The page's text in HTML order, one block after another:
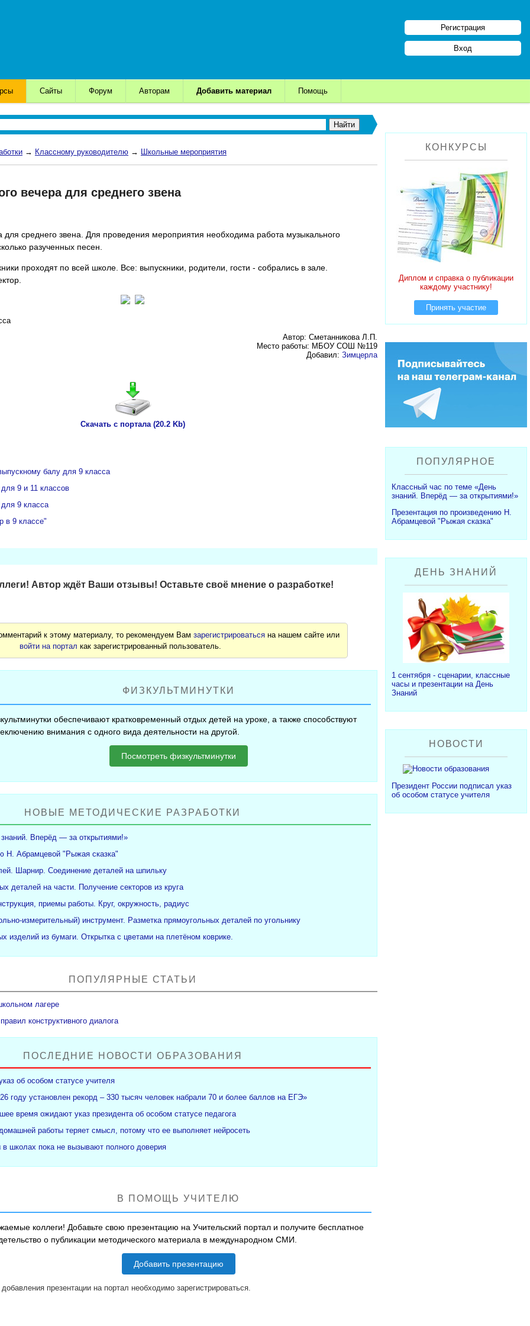
Регистрация
Вход
Сайты Форум Авторам Добавить материал Помощь
→ Классному руководителю → Школьные мероприятия
вечера для среднего звена
для среднего звена. Для проведения мероприятия необходима работа музыкального
разученных песен.
проходят по всей школе. Все: выпускники, родители, гости - собрались в зале.
Автор: Сметанникова Л.П.
Место работы: МБОУ СОШ №119
Добавил: Зимцерла
Скачать с портала (20.2 Kb)
балу для 9 класса
9 и 11 классов
9 класса
в 9 классе"
Автор ждёт Ваши отзывы! Оставьте своё мнение о разработке!
к этому материалу, то рекомендуем Вамзарегистрироваться на нашем сайте или
войти на портал как зарегистрированный пользователь.
ФИЗКУЛЬТМИНУТКИ
обеспечивают кратковременный отдых детей на уроке, а также способствуют
внимания с одного вида деятельности на другой.
Посмотреть физкультминутки
НОВЫЕ МЕТОДИЧЕСКИЕ РАЗРАБОТКИ
Вперёд — за открытиями!»
Н. Абрамцевой "Рыжая сказка"
Шарнир. Соединение деталей на шпильку
деталей на части. Получение секторов из круга
приемы работы. Круг, окружность, радиус
измерительный) инструмент. Разметка прямоугольных деталей по угольнику
изделий из бумаги. Открытка с цветами на плетёном коврике.
ПОПУЛЯРНЫЕ СТАТЬИ
лагере
конструктивного диалога
ПОСЛЕДНИЕ НОВОСТИ ОБРАЗОВАНИЯ
об особом статусе учителя
году установлен рекорд – 330 тысяч человек набрали 70 и более баллов на ЕГЭ»
время ожидают указ президента об особом статусе педагога
работы теряет смысл, потому что ее выполняет нейросеть
в школах пока не вызывают полного доверия
В ПОМОЩЬ УЧИТЕЛЮ
коллеги! Добавьте свою презентацию на Учительский портал и получите бесплатное
о публикации методического материала в международном СМИ.
Добавить презентацию
презентации на портал необходимо зарегистрироваться.
КОНКУРСЫ
Диплом и справка о публикации
каждому участнику!
Принять участие
ПОПУЛЯРНОЕ
Классный час по теме «День
знаний. Вперёд — за открытиями!»
Презентация по произведению Н.
Абрамцевой "Рыжая сказка"
ДЕНЬ ЗНАНИЙ
1 сентября - сценарии, классные
часы и презентации на День
Знаний
НОВОСТИ
Президент России подписал указ
об особом статусе учителя